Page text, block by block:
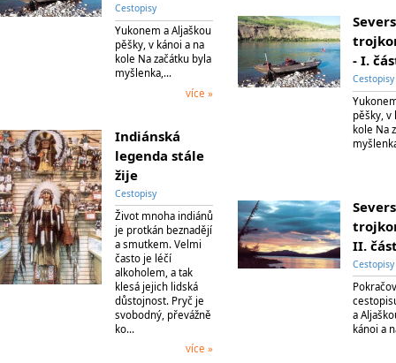
Cestopisy
Yukonem a Aljaškou
pěšky, v kánoi a na
kole Na začátku byla
myšlenka,…
více »
Indiánská
legenda stále
žije
Cestopisy
Život mnoha indiánů
je protkán beznadějí
a smutkem. Velmi
často je léčí
alkoholem, a tak
klesá jejich lidská
důstojnost. Pryč je
svobodný, převážně
ko…
více »
- I.
Cestopisy
pěšky, v
kole Na
II.
Cestopisy
a
kánoi a